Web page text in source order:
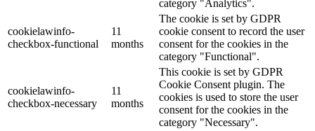
category "Analytics".
cookielawinfo-
checkbox-functional
11
months
The cookie is set by GDPR
cookie consent to record the user
consent for the cookies in the
category "Functional".
cookielawinfo-
checkbox-necessary
11
months
This cookie is set by GDPR
Cookie Consent plugin. The
cookies is used to store the user
consent for the cookies in the
category "Necessary".